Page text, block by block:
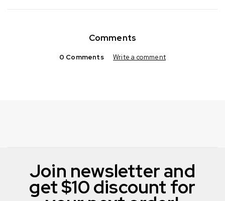
Comments
0 Comments Write a comment
Join newsletter and
get $10 discount for